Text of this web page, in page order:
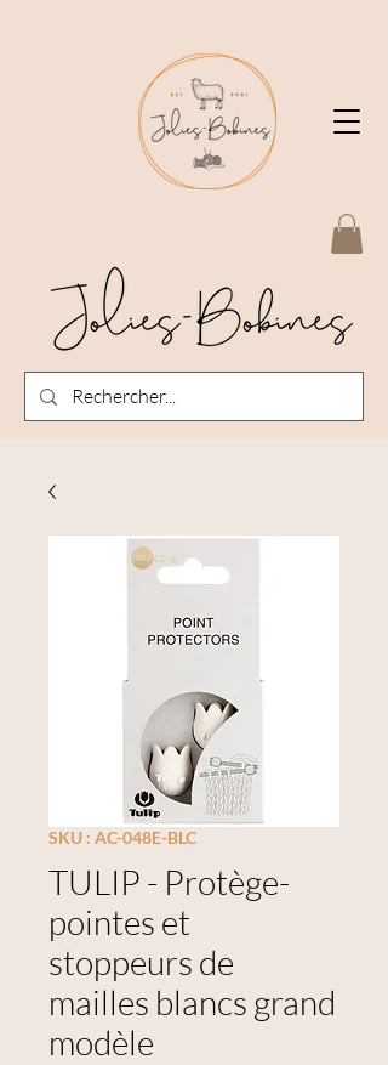
SKU : AC-048E-BLC
TULIP - Protège-
pointes et
stoppeurs de
mailles blancs grand
modèle